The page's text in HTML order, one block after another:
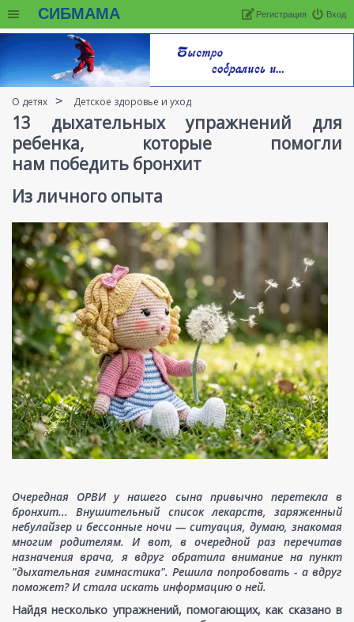
СИБМАМА Вход
Регистрация
О детях Детское здоровье и уход
13 дыхательных упражнений для
ребенка, которые помогли
нам победить бронхит
Из личного опыта
Очередная ОРВИ у нашего сына привычно перетекла в
бронхит... Внушительный список лекарств, заряженный
небулайзер и бессонные ночи — ситуация, думаю, знакомая
многим родителям. И вот, в очередной раз перечитав
назначения врача, я вдруг обратила внимание на пункт
"дыхательная гимнастика". Решила попробовать - а вдруг
поможет? И стала искать информацию о ней.
Найдя несколько упражнений, помогающих, как сказано в